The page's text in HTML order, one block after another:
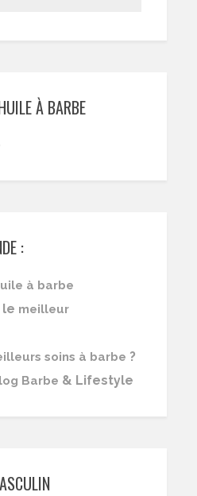
À BARBE
:
à barbe
le meilleur
soins à barbe ?
Barbe & Lifestyle